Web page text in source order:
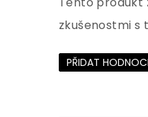
zkušenostmi
PŘIDAT